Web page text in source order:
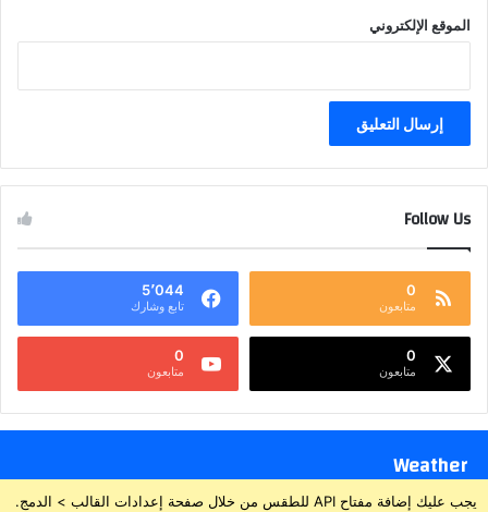
الموقع الإلكتروني
Follow Us
0
متابعون
5٬044
تابع وشارك
0
متابعون
0
متابعون
Weather
يجب عليك إضافة مفتاح API للطقس من خلال صفحة إعدادات القالب > الدمج.